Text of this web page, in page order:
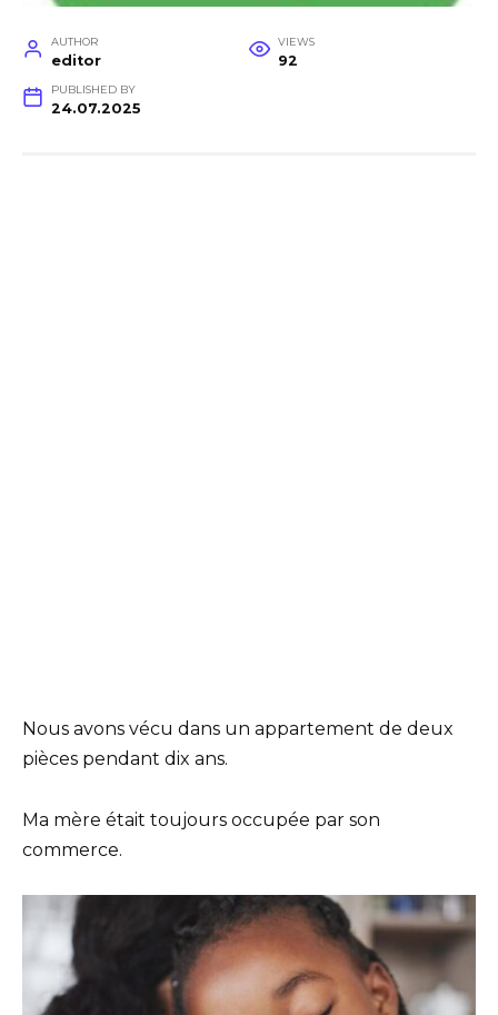
AUTHOR
editor
VIEWS
92
PUBLISHED BY
24.07.2025
Nous avons vécu dans un appartement de deux
pièces pendant dix ans.
Ma mère était toujours occupée par son
commerce.